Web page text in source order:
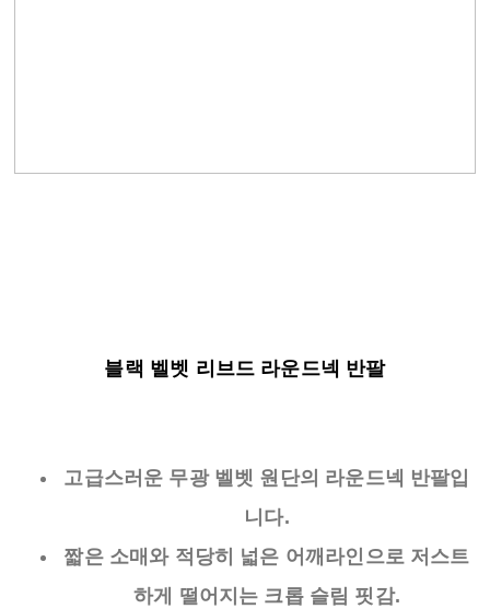
블랙 벨벳 리브드 라운드넥 반팔
고급스러운 무광 벨벳 원단의 라운드넥 반팔입
니다.
짧은 소매와 적당히 넓은 어깨라인으로 저스트
하게 떨어지는 크롭 슬림 핏감.